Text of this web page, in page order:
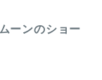
ーンのショー